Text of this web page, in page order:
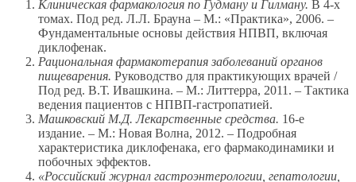
Клиническая фармакология по Гудману и Гилману. В 4-х
томах. Под ред. Л.Л. Брауна – М.: «Практика», 2006. –
Фундаментальные основы действия НПВП, включая
диклофенак.
Рациональная фармакотерапия заболеваний органов
пищеварения. Руководство для практикующих врачей /
Под ред. В.Т. Ивашкина. – М.: Литтерра, 2011. – Тактика
ведения пациентов с НПВП-гастропатией.
Машковский М.Д. Лекарственные средства. 16-е
издание. – М.: Новая Волна, 2012. – Подробная
характеристика диклофенака, его фармакодинамики и
побочных эффектов.
«Российский журнал гастроэнтерологии, гепатологии,